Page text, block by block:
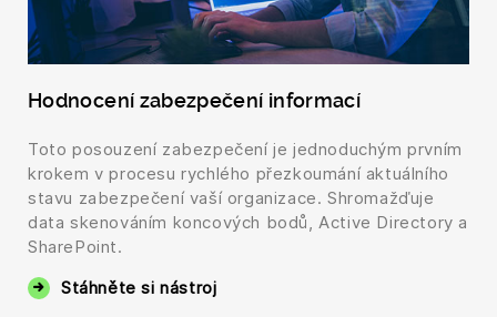
Hodnocení zabezpečení informací
Toto posouzení zabezpečení je jednoduchým prvním
krokem v procesu rychlého přezkoumání aktuálního
stavu zabezpečení vaší organizace. Shromažďuje
data skenováním koncových bodů, Active Directory a
SharePoint.
Stáhněte si nástroj